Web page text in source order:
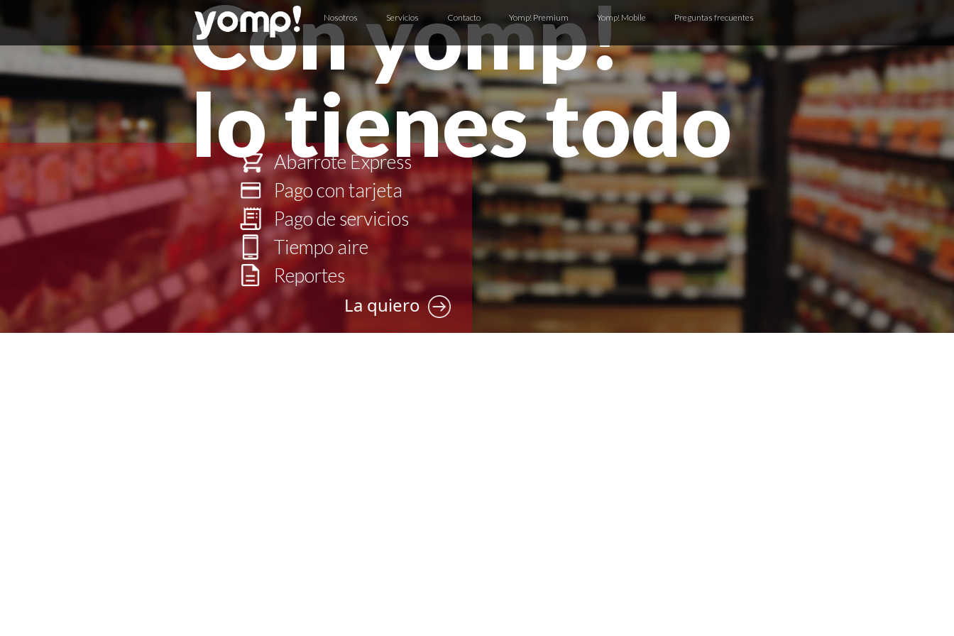
Nosotros Servicios Contacto Yomp! Premium Yomp! Mobile Preguntas frecuentes
Con yomp!
lo tienes todo
Abarrote Express
Pago con tarjeta
Pago de servicios
Tiempo aire
Reportes
La quiero